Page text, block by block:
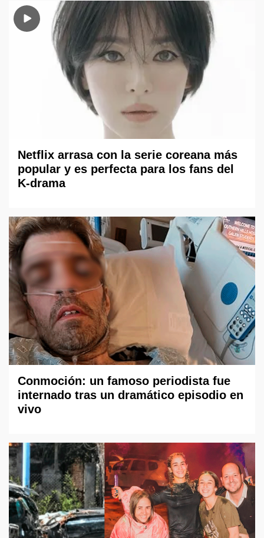
Netflix arrasa con la serie coreana más
popular y es perfecta para los fans del
K-drama
Conmoción: un famoso periodista fue
internado tras un dramático episodio en
vivo